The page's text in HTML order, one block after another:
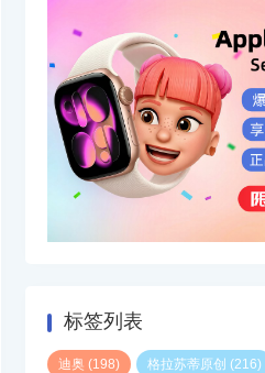
标签列表
迪奥 (198) 格拉苏蒂原创 (216)